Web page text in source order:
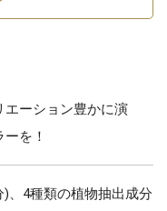
エーション豊かに演
を！
、4種類の植物抽出成分